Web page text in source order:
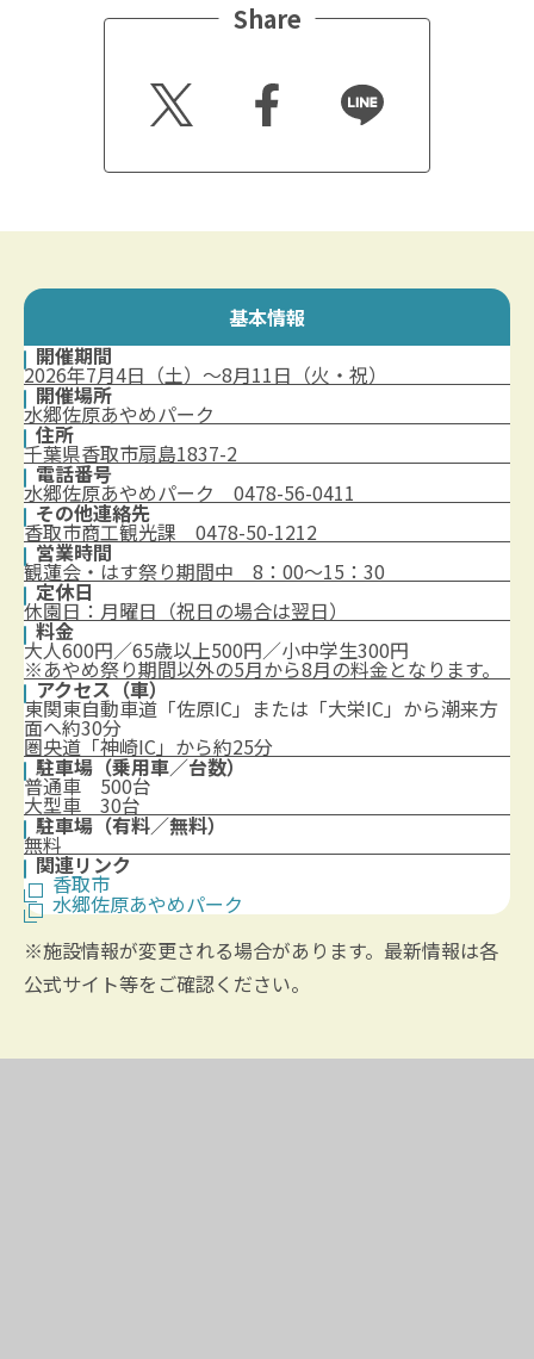
Share
Twitt
er
Faceb
ook
Line
基本情報
開催期間
2026年7月4日（土）～8月11日（火・祝）
開催場所
水郷佐原あやめパーク
住所
千葉県香取市扇島1837-2
電話番号
水郷佐原あやめパーク 0478-56-0411
その他連絡先
香取市商工観光課 0478-50-1212
営業時間
観蓮会・はす祭り期間中 8：00～15：30
定休日
休園日：月曜日（祝日の場合は翌日）
料金
大人600円／65歳以上500円／小中学生300円
※あやめ祭り期間以外の5月から8月の料金となります。
アクセス（車）
東関東自動車道「佐原IC」または「大栄IC」から潮来方
面へ約30分
圏央道「神崎IC」から約25分
駐車場（乗用車／台数）
普通車 500台
大型車 30台
駐車場（有料／無料）
無料
関連リンク
香取市
水郷佐原あやめパーク
※施設情報が変更される場合があります。最新情報は各
公式サイト等をご確認ください。